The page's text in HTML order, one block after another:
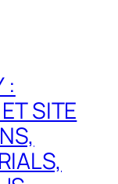
:
SITE